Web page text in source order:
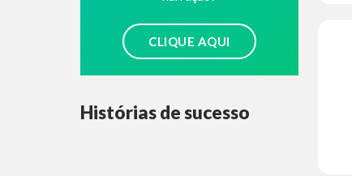
CLIQUE AQUI
Histórias de sucesso